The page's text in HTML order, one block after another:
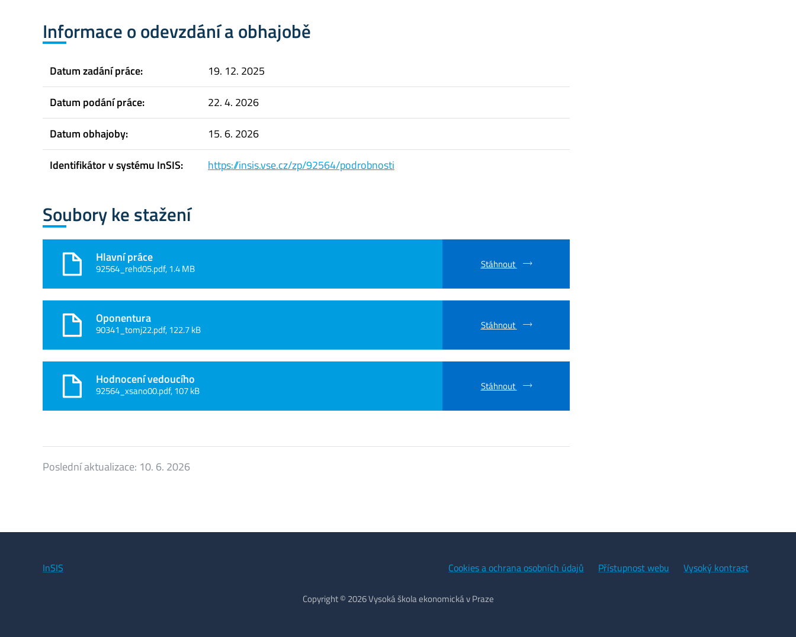
Informace o odevzdání a obhajobě
Datum zadání práce:
19. 12. 2025
Datum podání práce:
22. 4. 2026
Datum obhajoby:
15. 6. 2026
Identifikátor v systému InSIS:
https://insis.vse.cz/zp/92564/podrobnosti
Soubory ke stažení
Hlavní práce
92564_rehd05.pdf, 1.4 MB Stáhnout
Oponentura
90341_tomj22.pdf, 122.7 kB Stáhnout
Hodnocení vedoucího
92564_xsano00.pdf, 107 kB Stáhnout
Poslední aktualizace: 10. 6. 2026
InSIS Cookies a ochrana osobních údajů Přístupnost webu Vysoký kontrast
Copyright © 2026 Vysoká škola ekonomická v Praze